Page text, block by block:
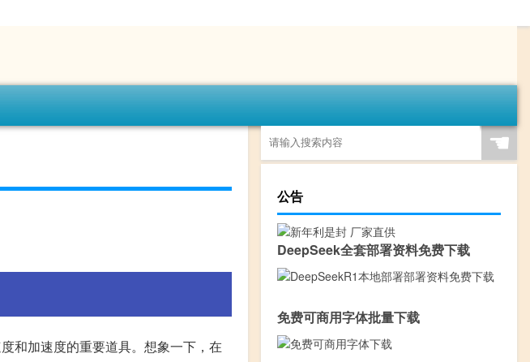
和加速度的重要道具。想象一下，在
☚
公告
DeepSeek全套部署资料免费下载
免费可商用字体批量下载